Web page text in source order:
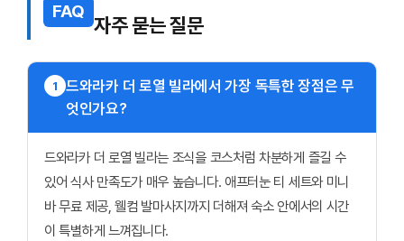
FAQ
자주 묻는 질문
1
드와라카 더 로열 빌라에서 가장 독특한 장점은 무
엇인가요?
드와라카 더 로열 빌라는 조식을 코스처럼 차분하게 즐길 수
있어 식사 만족도가 매우 높습니다. 애프터눈 티 세트와 미니
바 무료 제공, 웰컴 발마사지까지 더해져 숙소 안에서의 시간
이 특별하게 느껴집니다.